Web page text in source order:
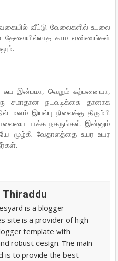
வகையில் வீட்டு வேலைகளில் உடலை
தேவையில்லாத காம எண்ணங்கள்
இன்பமா, வெறும் கற்பனையா,
சமாதான நடவடிக்கை தானாக
மனம் இயல்பு நிலைக்கு திரும்பி
பாக்க நகருங்கள். இன்னும்
மூழ்கி வேதாளத்தை உயர உயர
Thiraddu
is a blogger
site is a provider of high
template with
robust design. The main
is to provide the best